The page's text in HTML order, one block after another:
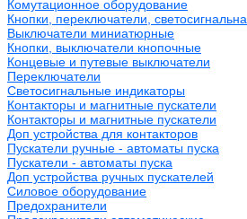
Комутационное оборудование
Кнопки, переключатели,
Выключатели миниатюрные
Кнопки, выключатели кнопочные
Концевые и путевые выключатели
Переключатели
Светосигнальные индикаторы
Контакторы и магнитные пускатели
Контакторы и магнитные пускатели
Доп устройства для контакторов
Пускатели ручные - автоматы пуска
Пускатели - автоматы пуска
Доп устройства ручных пускателей
Силовое оборудование
Предохранители